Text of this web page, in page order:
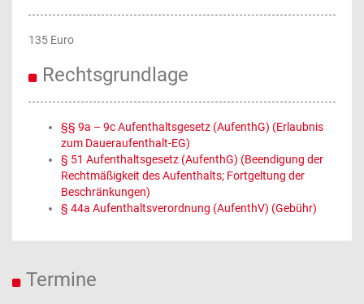
135 Euro
Rechtsgrundlage
§§ 9a – 9c Aufenthaltsgesetz (AufenthG) (Erlaubnis
zum Daueraufenthalt-EG)
§ 51 Aufenthaltsgesetz (AufenthG) (Beendigung der
Rechtmäßigkeit des Aufenthalts; Fortgeltung der
Beschränkungen)
§ 44a Aufenthaltsverordnung (AufenthV) (Gebühr)
Termine